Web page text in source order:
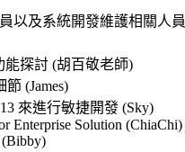
以及系統開發維護相關人員
能探討 (胡百敬老師)
(James)
來進行敏捷開發 (Sky)
Enterprise Solution (ChiaChi)